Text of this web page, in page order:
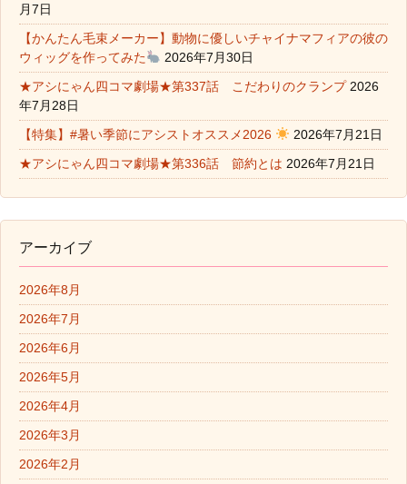
月7日
【かんたん毛束メーカー】動物に優しいチャイナマフィアの彼の
ウィッグを作ってみた
2026年7月30日
★アシにゃん四コマ劇場★第337話 こだわりのクランプ 2026
年7月28日
【特集】#暑い季節にアシストオススメ2026
2026年7月21日
★アシにゃん四コマ劇場★第336話 節約とは 2026年7月21日
アーカイブ
2026年8月
2026年7月
2026年6月
2026年5月
2026年4月
2026年3月
2026年2月